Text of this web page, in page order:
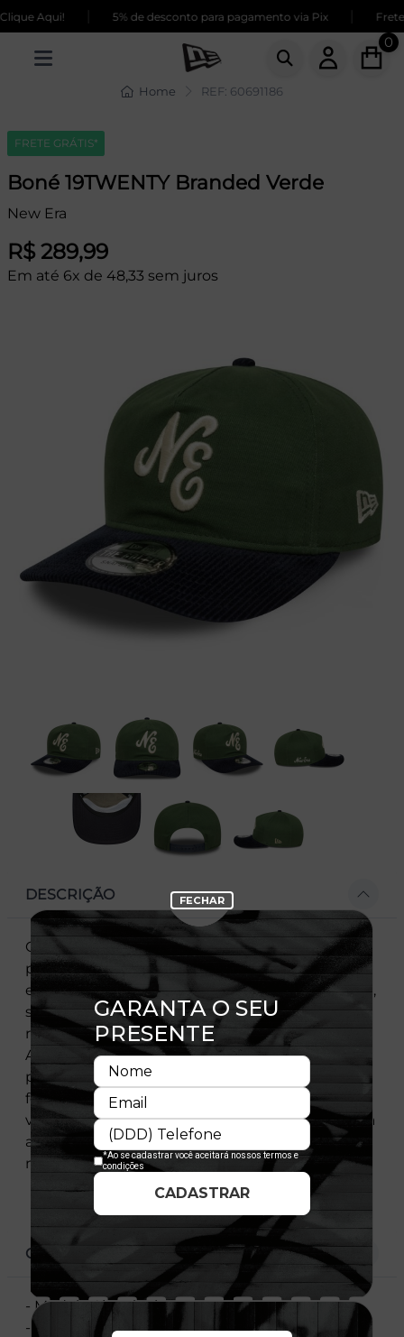
Aqui! 5% de desconto para pagamento via Pix Frete
0
Home REF: 60691186
FRETE GRÁTIS*
Boné 19TWENTY Branded Verde
New Era
R$ 289,99
Em até 6x de 48,33 sem juros
DESCRIÇÃO
O 19TWENTY é o equilíbrio perfeito entre o
passado e o presente. Seu design semi-
estruturado oferece uma forma suave e definida,
sem a rigidez dos modelos estruturados,
resultando em um visual relaxado e confortável.
A costura A-Frame no painel frontal garante um
perfil mais angular e estiloso, enquanto o
fechamento strapback proporciona ajuste
versátil e personalizado. Ideal para quem busca a
autenticidade vintage com um caimento
moderno e único.
CARACTERÍSTICAS
- Modelo Ajustável
- Aba pré curvada